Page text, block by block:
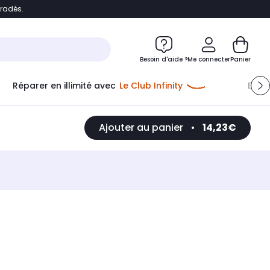
Accéder directement au chatbot
Besoin d'aide ?Me connecterPanier
Réparer en illimité avec Le Club Infinity
Ajouter au panier • 14,23€